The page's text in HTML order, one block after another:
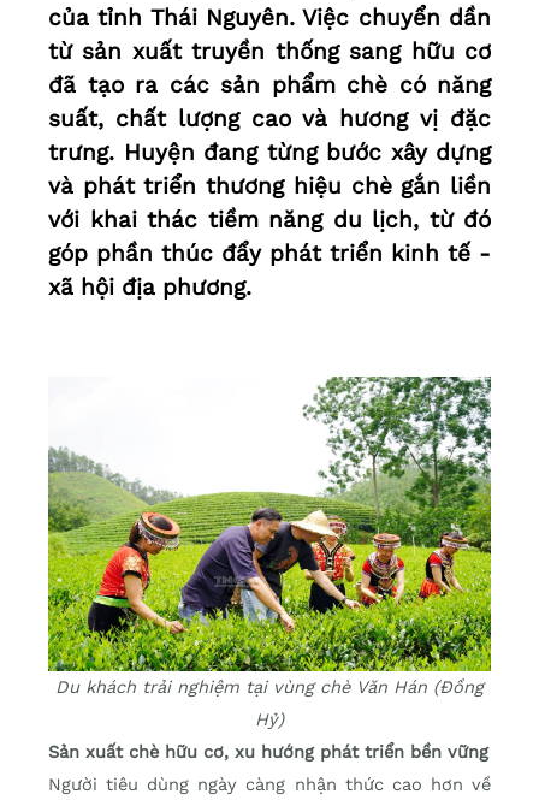
của tỉnh Thái Nguyên. Việc chuyển dần
từ sản xuất truyền thống sang hữu cơ
đã tạo ra các sản phẩm chè có năng
suất, chất lượng cao và hương vị đặc
trưng. Huyện đang từng bước xây dựng
và phát triển thương hiệu chè gắn liền
với khai thác tiềm năng du lịch, từ đó
góp phần thúc đẩy phát triển kinh tế -
xã hội địa phương.
Du khách trải nghiệm tại vùng chè Văn Hán (Đồng
Hỷ)
Sản xuất chè hữu cơ, xu hướng phát triển bền vững
Người tiêu dùng ngày càng nhận thức cao hơn về